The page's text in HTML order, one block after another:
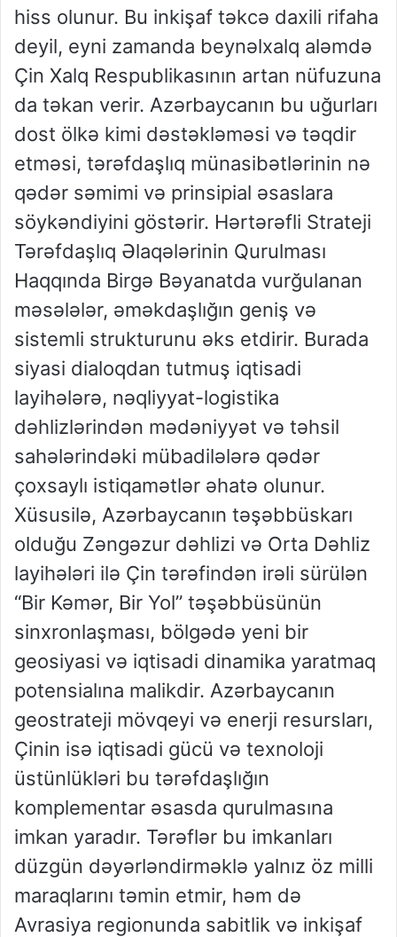
hiss olunur. Bu inkişaf təkcə daxili rifaha
deyil, eyni zamanda beynəlxalq aləmdə
Çin Xalq Respublikasının artan nüfuzuna
da təkan verir. Azərbaycanın bu uğurları
dost ölkə kimi dəstəkləməsi və təqdir
etməsi, tərəfdaşlıq münasibətlərinin nə
qədər səmimi və prinsipial əsaslara
söykəndiyini göstərir. Hərtərəfli Strateji
Tərəfdaşlıq Əlaqələrinin Qurulması
Haqqında Birgə Bəyanatda vurğulanan
məsələlər, əməkdaşlığın geniş və
sistemli strukturunu əks etdirir. Burada
siyasi dialoqdan tutmuş iqtisadi
layihələrə, nəqliyyat-logistika
dəhlizlərindən mədəniyyət və təhsil
sahələrindəki mübadilələrə qədər
çoxsaylı istiqamətlər əhatə olunur.
Xüsusilə, Azərbaycanın təşəbbüskarı
olduğu Zəngəzur dəhlizi və Orta Dəhliz
layihələri ilə Çin tərəfindən irəli sürülən
“Bir Kəmər, Bir Yol” təşəbbüsünün
sinxronlaşması, bölgədə yeni bir
geosiyasi və iqtisadi dinamika yaratmaq
potensialına malikdir. Azərbaycanın
geostrateji mövqeyi və enerji resursları,
Çinin isə iqtisadi gücü və texnoloji
üstünlükləri bu tərəfdaşlığın
komplementar əsasda qurulmasına
imkan yaradır. Tərəflər bu imkanları
düzgün dəyərləndirməklə yalnız öz milli
maraqlarını təmin etmir, həm də
Avrasiya regionunda sabitlik və inkişaf